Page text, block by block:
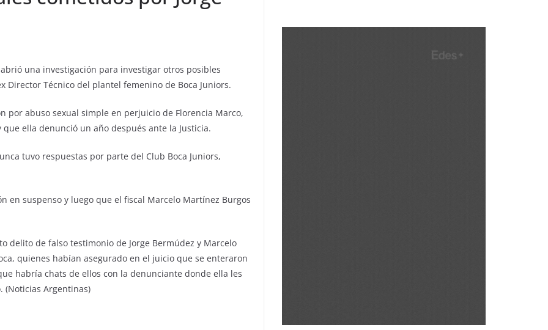
una investigación para investigar otros posibles
Director Técnico del plantel femenino de Boca Juniors.
por abuso sexual simple en perjuicio de Florencia Marco,
ella denunció un año después ante la Justicia.
tuvo respuestas por parte del Club Boca Juniors,
en suspenso y luego que el fiscal Marcelo Martínez Burgos
delito de falso testimonio de Jorge Bermúdez y Marcelo
quienes habían asegurado en el juicio que se enteraron
habría chats de ellos con la denunciante donde ella les
(Noticias Argentinas)